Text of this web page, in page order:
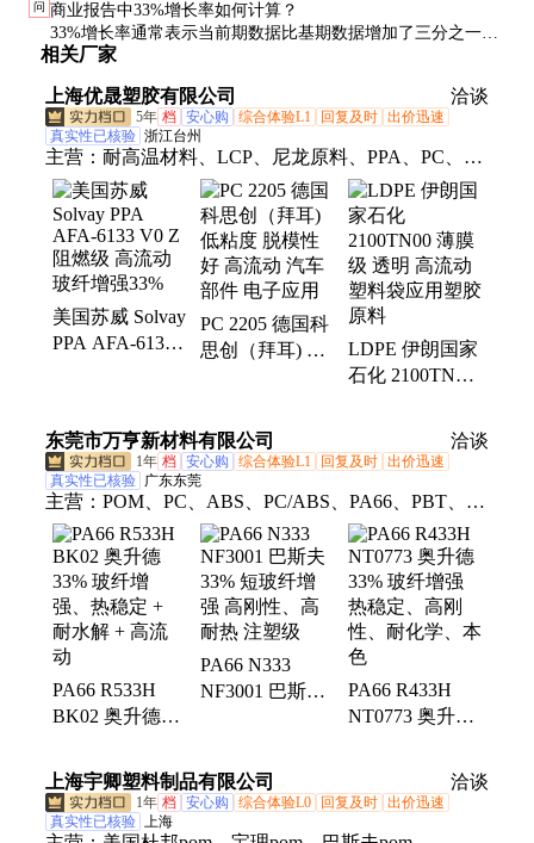
有强酸性，需谨慎使用。
问 商业报告中33%增长率如何计算？
33%增长率通常表示当前期数据比基期数据增加了三分之一。
计算公式为（当前值-基期值）/基期值×100%。
相关厂家
上海优晟塑胶有限公司 洽谈
5年 档 安心购 综合体验L1 回复及时 出价迅速
真实性已核验 浙江台州
主营： 耐高温材料、LCP、尼龙原料、PPA、PC、
PC/ABS、PPS、EVA、PP、POM、POE、PA6、
PA66、TPU、PET、ABS、聚丙烯、PA12、PBT、
PPO、PPE、合金料、LDPE、万华化学tpu、HDPE
美国苏威 Solvay
PPA AFA-6133
PC 2205 德国科
思创（拜耳) 低
件 电子应用
LDPE 伊朗国家
石化 2100TN00
流动 塑料袋应
用塑胶原料
东莞市万亨新材料有限公司 洽谈
1年 档 安心购 综合体验L1 回复及时 出价迅速
真实性已核验 广东东莞
主营： POM、PC、ABS、PC/ABS、PA66、PBT、工
程塑料、热塑弹性体、通用塑料
PA66 R533H
BK02 奥升德
强、热稳定 +
耐水解 + 高流
动
PA66 N333
NF3001 巴斯夫
耐热 注塑级
PA66 R433H
NT0773 奥升德
热稳定、高刚
性、耐化学、本
上海宇卿塑料制品有限公司 洽谈
1年 档 安心购 综合体验L0 回复及时 出价迅速
真实性已核验 上海